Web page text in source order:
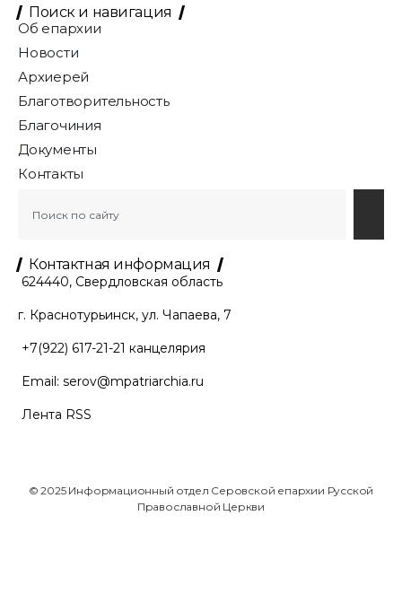
Поиск и навигация
Об епархии
Новости
Архиерей
Благотворительность
Благочиния
Документы
Контакты
Контактная информация
624440, Свердловская область
г. Краснотурьинск, ул. Чапаева, 7
+7(922) 617-21-21 канцелярия
Email: serov@mpatriarchia.ru
Лента RSS
© 2025 Информационный отдел Серовской епархии Русской
Православной Церкви